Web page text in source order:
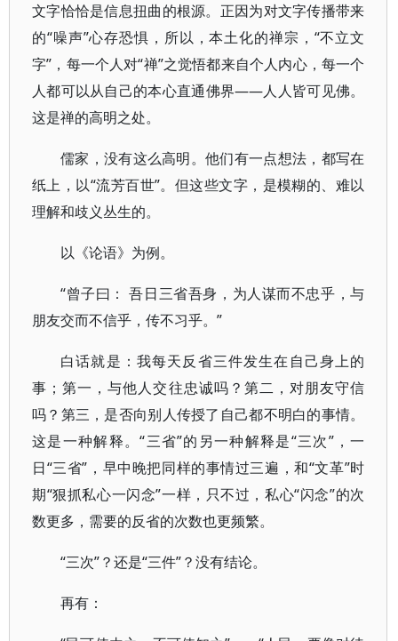
文字恰恰是信息扭曲的根源。正因为对文字传播带来
的“噪声”心存恐惧，所以，本土化的禅宗，“不立文
字”，每一个人对“禅”之觉悟都来自个人内心，每一个
人都可以从自己的本心直通佛界——人人皆可见佛。
这是禅的高明之处。
儒家，没有这么高明。他们有一点想法，都写在
纸上，以“流芳百世”。但这些文字，是模糊的、难以
理解和歧义丛生的。
以《论语》为例。
“曾子曰： 吾日三省吾身，为人谋而不忠乎，与
朋友交而不信乎，传不习乎。”
白话就是：我每天反省三件发生在自己身上的
事；第一，与他人交往忠诚吗？第二，对朋友守信
吗？第三，是否向别人传授了自己都不明白的事情。
这是一种解释。“三省”的另一种解释是“三次”，一
日“三省”，早中晚把同样的事情过三遍，和“文革”时
期“狠抓私心一闪念”一样，只不过，私心“闪念”的次
数更多，需要的反省的次数也更频繁。
“三次”？还是“三件”？没有结论。
再有：